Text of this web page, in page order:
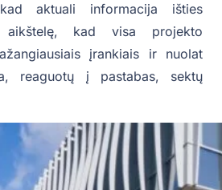
aktuali informacija išties
aikštelę, kad visa projekto
įrankiais ir nuolat
reaguotų į pastabas, sektų